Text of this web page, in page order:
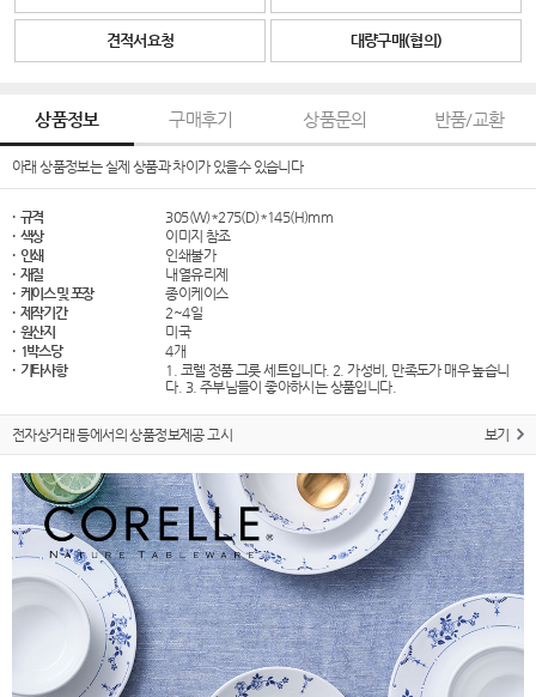
견적서요청 대량구매(협의)
상품정보 구매후기 상품문의 반품/교환
아래 상품정보는 실제 상품과 차이가 있을수 있습니다
· 규격
305(W)*275(D)*145(H)mm
· 색상
이미지 참조
· 인쇄
인쇄불가
· 재질
내열유리제
· 케이스 및 포장
종이케이스
· 제작기간
2~4일
· 원산지
미국
· 1박스당
4개
· 기타사항
1. 코렐 정품 그릇 세트입니다. 2. 가성비, 만족도가 매우 높습니
다. 3. 주부님들이 좋아하시는 상품입니다.
전자상거래 등에서의 상품정보제공 고시 보기